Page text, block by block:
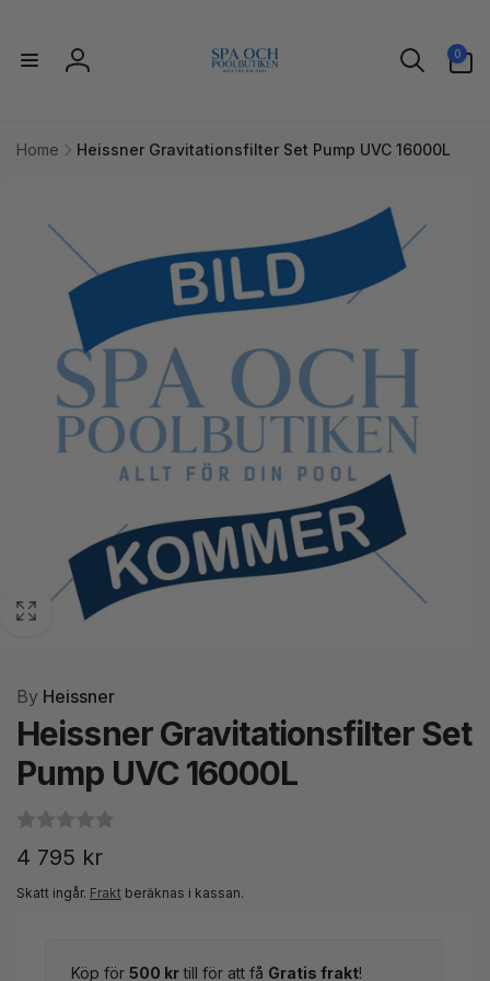
innehåll
Logga
0
artiklar
Home
Heissner Gravitationsfilter Set Pump UVC 16000L
By Heissner
Heissner Gravitationsfilter Set
Pump UVC 16000L
Ordinarie
pris
4 795 kr
Skatt ingår. Frakt beräknas i kassan.
Köp för 500 krtill för att få Gratis frakt!